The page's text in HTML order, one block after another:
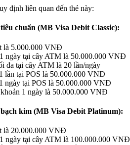
định liên quan đến thẻ này:
chuẩn (MB Visa Debit Classic):
là 5.000.000 VNĐ
ngày tại cây ATM là 50.000.000 VNĐ
đa tại cây ATM là 20 lần/ngày
lần tại POS là 50.000.000 VNĐ
ngày tại POS là 50.000.000 VNĐ
1 ngày là 50.000.000 VNĐ
kim (MB Visa Debit Platinum):
là 20.000.000 VNĐ
ngày tại cây ATM là 100.000.000 VNĐ